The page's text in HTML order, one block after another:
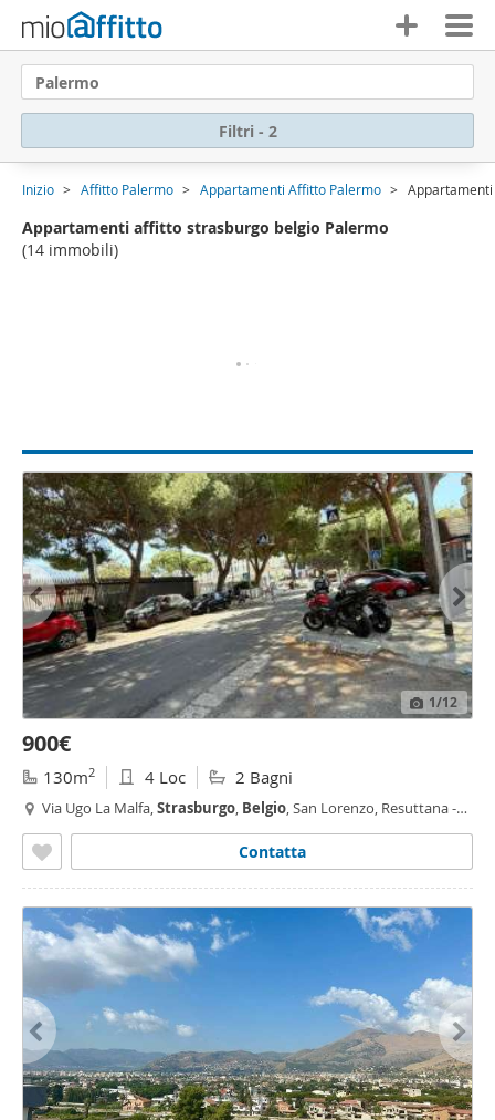
Palermo
Filtri - 2
Inizio Affitto Palermo Appartamenti Affitto Palermo
Appartamenti affitto strasburgo belgio Palermo
(14 immobili)
1/12
900€
130m2 4 Loc 2 Bagni
Via Ugo La Malfa,Strasburgo, Belgio, San Lorenzo, Resuttana -
Contatta